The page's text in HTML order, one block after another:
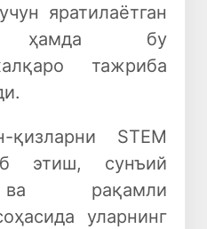
яратилаётган
ҳамда бу
тажриба
қизларни STEM
этиш, сунъий
ва рақамли
уларнинг